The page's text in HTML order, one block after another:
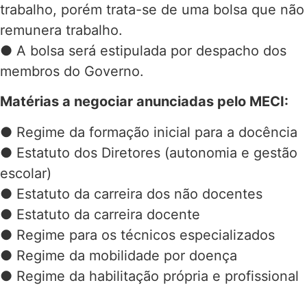
trabalho, porém trata-se de uma bolsa que não
remunera trabalho.
● A bolsa será estipulada por despacho dos
membros do Governo.
Matérias a negociar anunciadas pelo MECI:
● Regime da formação inicial para a docência
● Estatuto dos Diretores (autonomia e gestão
escolar)
● Estatuto da carreira dos não docentes
● Estatuto da carreira docente
● Regime para os técnicos especializados
● Regime da mobilidade por doença
● Regime da habilitação própria e profissional